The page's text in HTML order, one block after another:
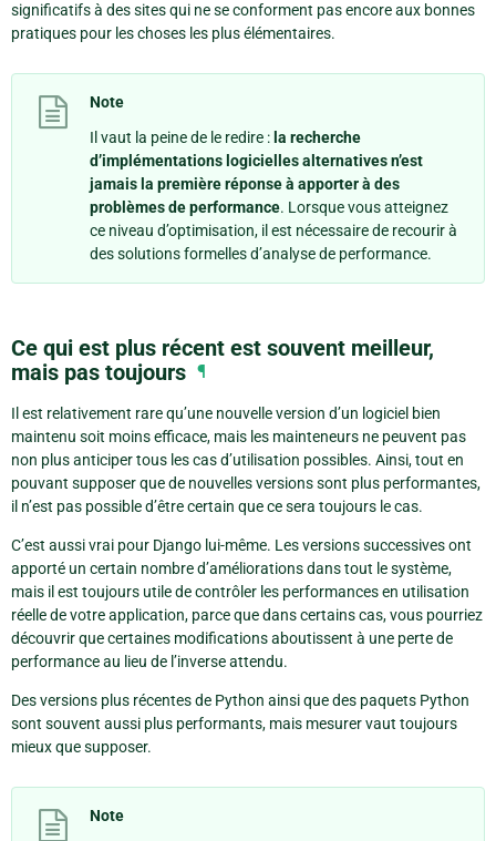
significatifs à des sites qui ne se conforment pas encore aux bonnes
pratiques pour les choses les plus élémentaires.
Note
Il vaut la peine de le redire : la recherche
d’implémentations logicielles alternatives n’est
jamais la première réponse à apporter à des
problèmes de performance. Lorsque vous atteignez
ce niveau d’optimisation, il est nécessaire de recourir à
des solutions formelles d’analyse de performance.
Ce qui est plus récent est souvent meilleur,
mais pas toujours ¶
Il est relativement rare qu’une nouvelle version d’un logiciel bien
maintenu soit moins efficace, mais les mainteneurs ne peuvent pas
non plus anticiper tous les cas d’utilisation possibles. Ainsi, tout en
pouvant supposer que de nouvelles versions sont plus performantes,
il n’est pas possible d’être certain que ce sera toujours le cas.
C’est aussi vrai pour Django lui-même. Les versions successives ont
apporté un certain nombre d’améliorations dans tout le système,
mais il est toujours utile de contrôler les performances en utilisation
réelle de votre application, parce que dans certains cas, vous pourriez
découvrir que certaines modifications aboutissent à une perte de
performance au lieu de l’inverse attendu.
Des versions plus récentes de Python ainsi que des paquets Python
sont souvent aussi plus performants, mais mesurer vaut toujours
mieux que supposer.
Note